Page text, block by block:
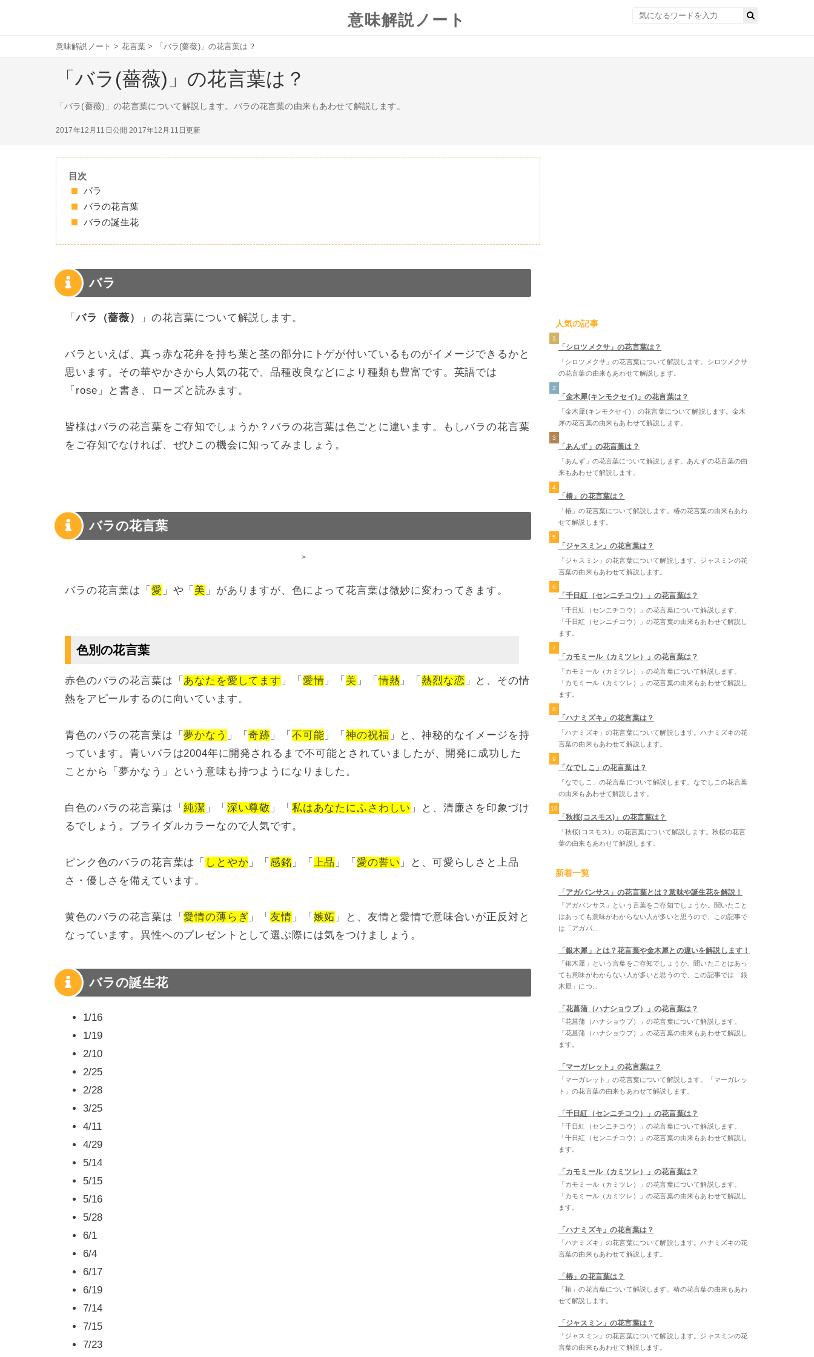
意味解説ノート
意味解説ノート > 花言葉 > 「バラ(薔薇)」の花言葉は？
「バラ(薔薇)」の花言葉は？
「バラ(薔薇)」の花言葉について解説します。バラの花言葉の由来もあわせて解説します。
2017年12月11日公開 2017年12月11日更新
目次
バラ
バラの花言葉
バラの誕生花
バラ
「バラ（薔薇） 」の花言葉について解説します。
バラといえば、真っ赤な花弁を持ち葉と茎の部分にトゲが付いているものがイメージできるかと
思います。その華やかさから人気の花で、品種改良などにより種類も豊富です。英語では
「rose」と書き、ローズと読みます。
皆様はバラの花言葉をご存知でしょうか？バラの花言葉は色ごとに違います。もしバラの花言葉
をご存知でなければ、ぜひこの機会に知ってみましょう。
バラの花言葉
>
バラの花言葉は「 愛 」や「 美 」がありますが、色によって花言葉は微妙に変わってきます。
色別の花言葉
赤色のバラの花言葉は「 あなたを愛してます 」「 愛情 」「 美 」「情熱 」「熱烈な恋 」と、その情
熱をアピールするのに向いています。
青色のバラの花言葉は「夢かなう 」「奇跡 」「 不可能 」「神の祝福 」と、神秘的なイメージを持
っています。青いバラは2004年に開発されるまで不可能とされていましたが、開発に成功した
ことから「夢かなう」という意味も持つようになりました。
白色のバラの花言葉は「純潔 」「 深い尊敬 」「 私はあなたにふさわしい 」と、清廉さを印象づけ
るでしょう。ブライダルカラーなので人気です。
ピンク色のバラの花言葉は「 しとやか 」「 感銘 」「 上品 」「 愛の誓い 」と、可愛らしさと上品
さ・優しさを備えています。
黄色のバラの花言葉は「愛情の薄らぎ 」「友情 」「 嫉妬 」と、友情と愛情で意味合いが正反対と
なっています。異性へのプレゼントとして選ぶ際には気をつけましょう。
バラの誕生花
1/16
1/19
2/10
2/25
2/28
3/25
4/11
4/29
5/14
5/15
5/16
5/28
6/1
6/4
6/17
6/19
7/14
7/15
7/23
人気の記事
1
「シロツメクサ」の花言葉は？
「シロツメクサ」の花言葉について解説します。シロツメクサ
の花言葉の由来もあわせて解説します。
2
「金木犀(キンモクセイ)」の花言葉は？
「金木犀(キンモクセイ)」の花言葉について解説します。金木
犀の花言葉の由来もあわせて解説します。
3
「あんず」の花言葉は？
「あんず」の花言葉について解説します。あんずの花言葉の由
来もあわせて解説します。
4
「椿」の花言葉は？
「椿」の花言葉について解説します。椿の花言葉の由来もあわ
せて解説します。
5
「ジャスミン」の花言葉は？
「ジャスミン」の花言葉について解説します。ジャスミンの花
言葉の由来もあわせて解説します。
6
「千日紅（センニチコウ）」の花言葉は？
「千日紅（センニチコウ）」の花言葉について解説します。
「千日紅（センニチコウ）」の花言葉の由来もあわせて解説し
ます。
7
「カモミール（カミツレ）」の花言葉は？
「カモミール（カミツレ）」の花言葉について解説します。
「カモミール（カミツレ）」の花言葉の由来もあわせて解説し
ます。
8
「ハナミズキ」の花言葉は？
「ハナミズキ」の花言葉について解説します。ハナミズキの花
言葉の由来もあわせて解説します。
9
「なでしこ」の花言葉は？
「なでしこ」の花言葉について解説します。なでしこの花言葉
の由来もあわせて解説します。
10
「秋桜(コスモス)」の花言葉は？
「秋桜(コスモス)」の花言葉について解説します。秋桜の花言
葉の由来もあわせて解説します。
新着一覧
「アガパンサス」の花言葉とは？意味や誕生花を解説！
「アガパンサス」という言葉をご存知でしょうか。聞いたこと
はあっても意味がわからない人が多いと思うので、この記事で
は「アガパ...
「銀木犀」とは？花言葉や金木犀との違いを解説します！
「銀木犀」という言葉をご存知でしょうか。聞いたことはあっ
ても意味がわからない人が多いと思うので、この記事では「銀
木犀」につ...
「花菖蒲（ハナショウブ）」の花言葉は？
「花菖蒲（ハナショウブ）」の花言葉について解説します。
「花菖蒲（ハナショウブ）」の花言葉の由来もあわせて解説し
ます。
「マーガレット」の花言葉は？
「マーガレット」の花言葉について解説します。「マーガレッ
ト」の花言葉の由来もあわせて解説します。
「千日紅（センニチコウ）」の花言葉は？
「千日紅（センニチコウ）」の花言葉について解説します。
「千日紅（センニチコウ）」の花言葉の由来もあわせて解説し
ます。
「カモミール（カミツレ）」の花言葉は？
「カモミール（カミツレ）」の花言葉について解説します。
「カモミール（カミツレ）」の花言葉の由来もあわせて解説し
ます。
「ハナミズキ」の花言葉は？
「ハナミズキ」の花言葉について解説します。ハナミズキの花
言葉の由来もあわせて解説します。
「椿」の花言葉は？
「椿」の花言葉について解説します。椿の花言葉の由来もあわ
せて解説します。
「ジャスミン」の花言葉は？
「ジャスミン」の花言葉について解説します。ジャスミンの花
言葉の由来もあわせて解説します。